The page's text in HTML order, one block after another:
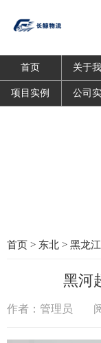
首页 关于
项目实例 公司
首页 > 东北 > 黑龙江
黑河
作者：管理员